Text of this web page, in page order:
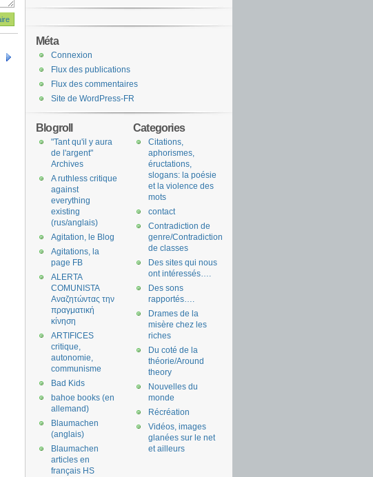
Méta
Connexion
Flux des publications
Flux des commentaires
Site de WordPress-FR
Categories
Citations,
aphorismes,
éructations,
slogans: la poésie
et la violence des
mots
contact
Contradiction de
genre/Contradiction
de classes
Des sites qui nous
ont intéressés….
Des sons
rapportés….
Drames de la
misère chez les
riches
Du coté de la
théorie/Around
theory
Nouvelles du
monde
Récréation
Vidéos, images
glanées sur le net
et ailleurs
Blogroll
"Tant qu'il y aura
de l'argent"
Archives
A ruthless critique
against
everything
existing
(rus/anglais)
Agitation, le Blog
Agitations, la
page FB
ALERTA
COMUNISTA
Αναζητώντας την
πραγματική
κίνηση
ARTIFICES
critique,
autonomie,
communisme
Bad Kids
bahoe books (en
allemand)
Blaumachen
(anglais)
Blaumachen
articles en
français HS